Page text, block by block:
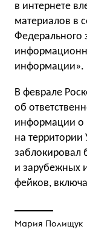
в интернете
материалов в
информации».
В феврале
об
информации о
на территории
заблокировал
и зарубежных
фейков,
Мария Полищук